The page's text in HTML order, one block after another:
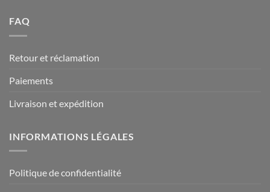
FAQ
Retour et réclamation
Paiements
Livraison et expédition
INFORMATIONS LÉGALES
Politique de confidentialité